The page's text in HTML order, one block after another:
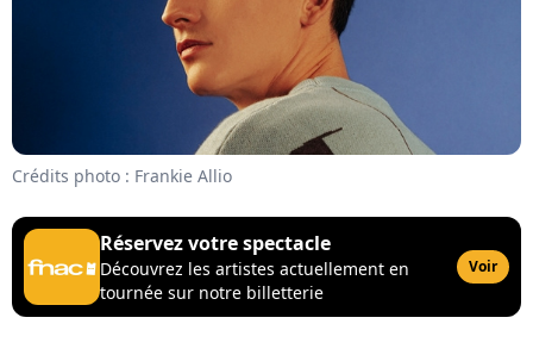
Crédits photo : Frankie Allio
Réservez votre spectacle
Découvrez les artistes actuellement en
tournée sur notre billetterie
Voir